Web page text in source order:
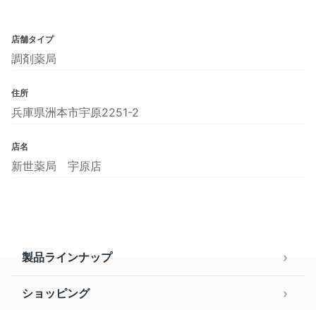
店舗タイプ
調剤薬局
住所
兵庫県洲本市宇原2251-2
店名
新世薬局 宇原店
製品ラインナップ
ショッピング